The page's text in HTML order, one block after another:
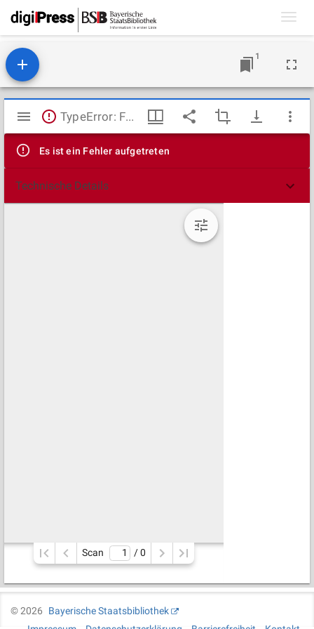
1
Mirador
Viewer
TypeError: Failed to fetch
Es ist ein Fehler aufgetreten
Technische Details
Scan / 0
©2026
Bayerische Staatsbibliothek